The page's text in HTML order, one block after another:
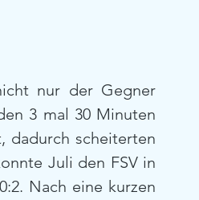
nur der Gegner
3 mal 30 Minuten
dadurch scheiterten
Juli den FSV in
Nach eine kurzen